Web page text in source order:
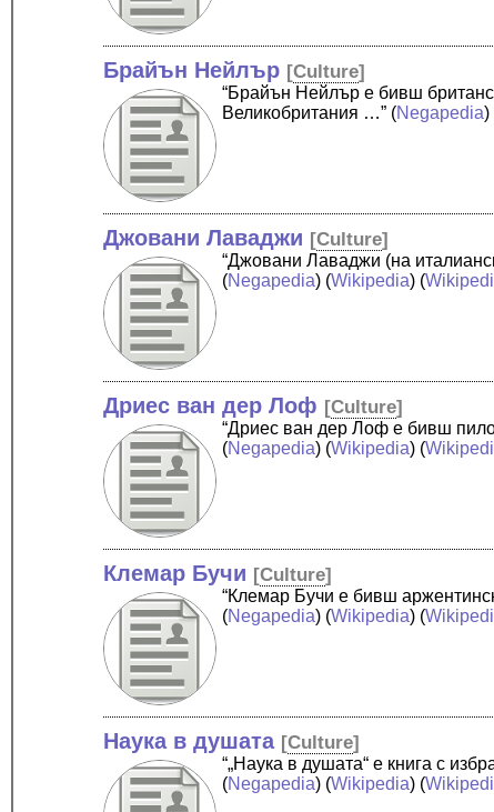
Брайън Нейлър [Culture]
“Брайън Нейлър е бивш
Великобритания …” (Negapedia)
Джовани Лаваджи [Culture]
“Джовани Лаваджи (на
(Negapedia) (Wikipedia) (
Дриес ван дер Лоф [Culture]
“Дриес ван дер Лоф е бивш
(Negapedia) (Wikipedia) (
Клемар Бучи [Culture]
“Клемар Бучи е бивш
(Negapedia) (Wikipedia) (
Наука в душата [Culture]
“„Наука в душата“ е книга с
(Negapedia) (Wikipedia) (